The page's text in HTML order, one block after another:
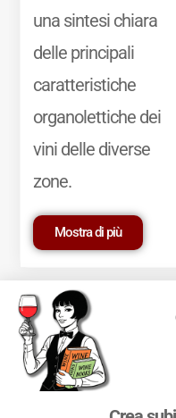
una sintesi chiara
delle principali
caratteristiche
organolettiche dei
vini delle diverse
zone.
Mostra di più
Marchio